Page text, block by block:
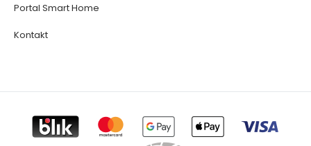
Portal Smart Home
Kontakt